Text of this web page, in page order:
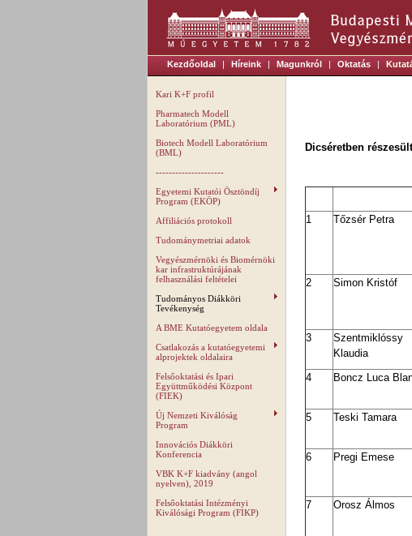
Kezdőoldal | Híreink | Magunkról | Oktatás |
Kari K+F profil
Pharmatech Modell
Laboratórium (PML)
Biotech Modell Laboratórium
(BML)
---------------------
Egyetemi Kutatói Ösztöndíj
Program (EKÖP)
Affiliációs protokoll
Tudománymetriai adatok
Vegyészmérnöki és Biomérnöki
kar infrastruktúrájának
felhasználási feltételei
Tudományos Diákköri
Tevékenység
A BME Kutatóegyetem oldala
Csatlakozás a kutatóegyetemi
alprojektek oldalaira
Felsőoktatási és Ipari
Együttműködési Központ
(FIEK)
Új Nemzeti Kiválóság
Program
Innovációs Diákköri
Konferencia
VBK K+F kiadvány (angol
nyelven), 2019
Felsőoktatási Intézményi
Kiválósági Program (FIKP)
Dicséretben
1
Tőzsér Petra
2
Simon Kristóf
3
Klaudia
4 Boncz Luca
5
Teski Tamara
6 Pregi Emese
7
Orosz Álmos